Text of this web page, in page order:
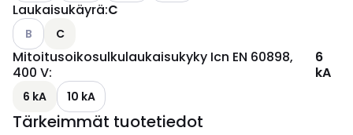
Laukaisukäyrä:C
Katso käytettävissä olevat vaihtoehdot
B C
Mitoitusoikosulkulaukaisukyky Icn EN 60898,
400 V:
6
kA
6 kA 10 kA
Tärkeimmät tuotetiedot